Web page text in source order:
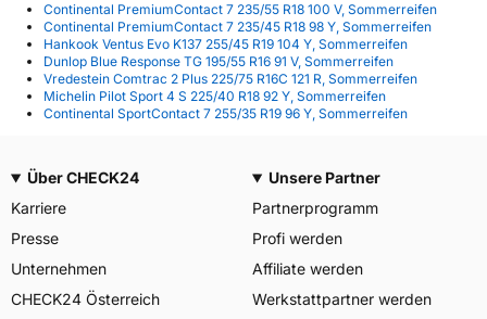
Continental PremiumContact 7 235/55 R18 100 V, Sommerreifen
Continental PremiumContact 7 235/45 R18 98 Y, Sommerreifen
Hankook Ventus Evo K137 255/45 R19 104 Y, Sommerreifen
Dunlop Blue Response TG 195/55 R16 91 V, Sommerreifen
Vredestein Comtrac 2 Plus 225/75 R16C 121 R, Sommerreifen
Michelin Pilot Sport 4 S 225/40 R18 92 Y, Sommerreifen
Continental SportContact 7 255/35 R19 96 Y, Sommerreifen
Über CHECK24
Karriere
Presse
Unternehmen
CHECK24 Österreich
Unsere Partner
Partnerprogramm
Profi werden
Affiliate werden
Werkstattpartner werden